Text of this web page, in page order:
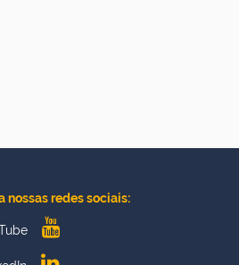
nossas redes sociais: